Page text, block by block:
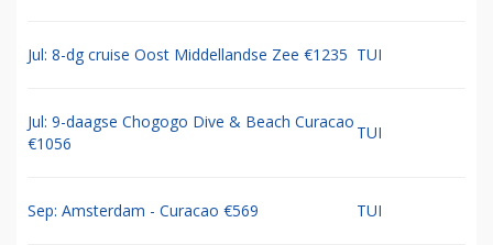
Jul: 8-dg cruise Oost Middellandse Zee €1235 TUI
Jul: 9-daagse Chogogo Dive & Beach Curacao
€1056
TUI
Sep: Amsterdam - Curacao €569 TUI